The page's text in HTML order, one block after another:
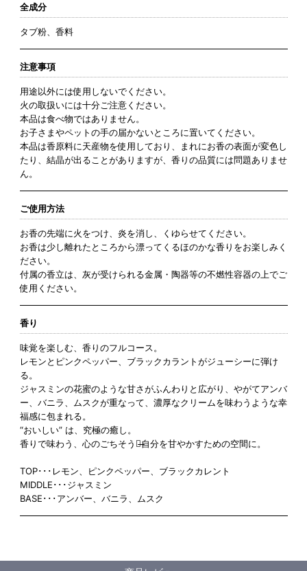
全成分
タブ粉、香料
注意事項
用途以外には使用しないでください。
火の取扱いには十分ご注意ください。
本品は食べ物ではありません。
お子さまやペットの手の届かないところに置いてください。
本品は香原料に天産物を使用しており、まれにお香の表面が変色し
たり、結晶が出ることがありますが、香りの品質には問題ありませ
ん。
ご使用方法
お香の先端に火をつけ、炎を消し、くゆらせてください。
お香は少し離れたところから漂ってくるほのかな香りをお楽しみく
ださい。
付属の香立は、灰が受けられる金属・陶器等の不燃性容器の上でご
使用ください。
香り
味覚を楽しむ、香りのフルコース。
レモンとピンクペッパー、ブラックカラントがジューシーに弾け
る。
ジャスミンの花蜜のような甘さがふんわりと広がり、やがてアンバ
ー、バニラ、ムスクが重なって、濃厚なクリームを味わうような幸
福感に包まれる。
“おいしい” は、究極の癒し。
香りで味わう、心のごちそうを̶̶自分を甘やかすための空間に。
TOP･･･レモン、ピンクペッパー、ブラックカレント
MIDDLE･･･ジャスミン
BASE･･･アンバー、バニラ、ムスク